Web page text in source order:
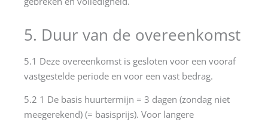
5. Duur van de overeenkomst
5.1 Deze overeenkomst is gesloten voor een vooraf
vastgestelde periode en voor een vast bedrag.
5.2 1 De basis huurtermijn = 3 dagen (zondag niet
meegerekend) (= basisprijs). Voor langere